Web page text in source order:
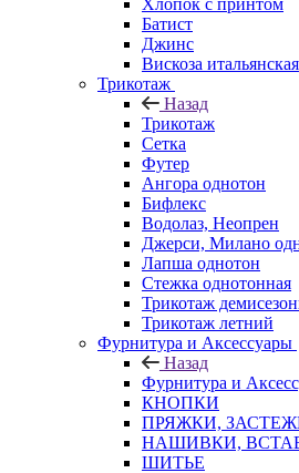
Хлопок с принтом
Батист
Джинс
Вискоза итальянская
Трикотаж
Назад
Трикотаж
Сетка
Футер
Ангора однотон
Бифлекс
Водолаз, Неопрен
Джерси, Милано
Лапша однотон
Стежка однотонная
Трикотаж
Трикотаж летний
Фурнитура и Аксессуары
Назад
Фурнитура и
КНОПКИ
ПРЯЖКИ,
НАШИВКИ,
ШИТЬЕ